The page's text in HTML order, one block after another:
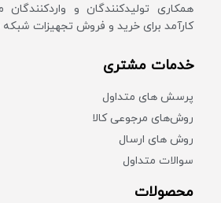
همکاری تولیدکنندگان و
کارآمد برای خرید و فروش تجهیزات
خدمات مشتری
پرسش های متداول
روش‌های مرجوعی کالا
روش های ارسال
سوالات متداول
محصولات